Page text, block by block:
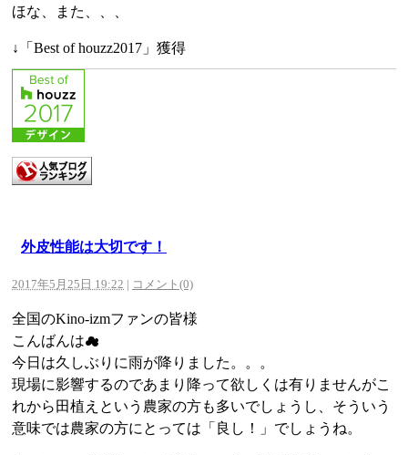
ほな、また、、、
↓「Best of houzz2017」獲得
外皮性能は大切です！
2017年5月25日 19:22 | コメント(0)
全国のKino-izmファンの皆様
こんばんは☁
今日は久しぶりに雨が降りました。。。
現場に影響するのであまり降って欲しくは有りませんがこ
れから田植えという農家の方も多いでしょうし、そういう
意味では農家の方にとっては「良し！」でしょうね。